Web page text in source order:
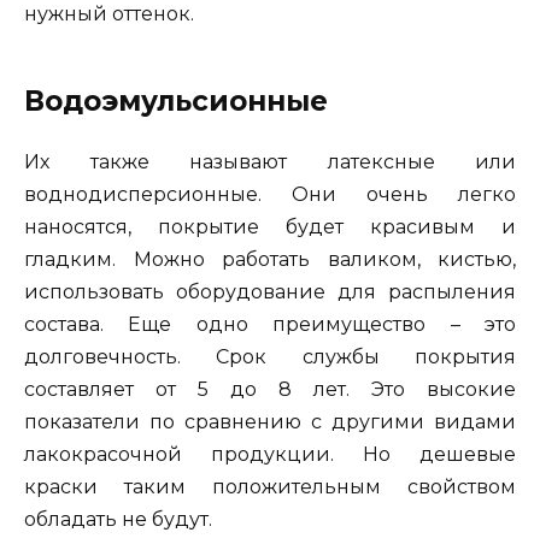
нужный оттенок.
Водоэмульсионные
Их также называют латексные или
воднодисперсионные. Они очень легко
наносятся, покрытие будет красивым и
гладким. Можно работать валиком, кистью,
использовать оборудование для распыления
состава. Еще одно преимущество – это
долговечность. Срок службы покрытия
составляет от 5 до 8 лет. Это высокие
показатели по сравнению с другими видами
лакокрасочной продукции. Но дешевые
краски таким положительным свойством
обладать не будут.